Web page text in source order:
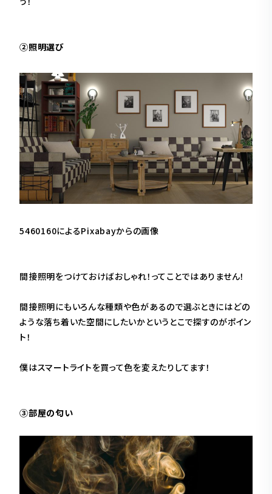
②照明選び
5460160によるPixabayからの画像
間接照明をつけておけばおしゃれ！ってことではありません！
間接照明にもいろんな種類や色があるので選ぶときにはどの
ような落ち着いた空間にしたいかというとこで探すのがポイン
ト！
僕はスマートライトを買って色を変えたりしてます！
③部屋の匂い